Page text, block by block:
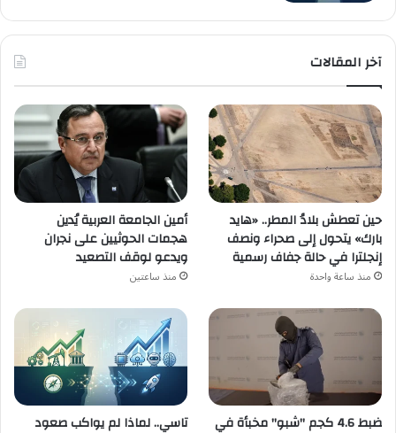
آخر المقالات
حين تعطش بلادُ المطر.. «هايد
بارك» يتحول إلى صحراء ونصف
إنجلترا في حالة جفاف رسمية
منذ ساعة واحدة
أمين الجامعة العربية يُدين
هجمات الحوثيين على نجران
ويدعو لوقف التصعيد
منذ ساعتين
ضبط 4.6 كجم "شبو" مخبأة في
تاسي.. لماذا لم يواكب صعود